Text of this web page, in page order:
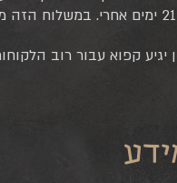
המשלוח השני מגיע כ 21 ימים אחרי.
קפוא עבור רוב